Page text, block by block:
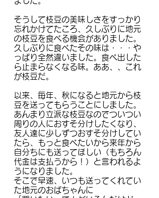
そうして枝豆の美味しさをすっかり
忘れかけてたころ、久しぶりに地元
の枝豆を食べる機会がありました。
久しぶりに食べたその味は・・・や
っぱり全然違いました。食べ出した
ら止まらなくなる味。ああ、、これ
が枝豆だ。
以来、毎年、秋になると地元から枝
豆を送ってもらうことにしました。
あんまり立派な枝豆なのでついつい
周りの人におすそ分けしたくなり、
友人達に少しずつおすそ分けしてい
たら、もっと食べたいから来年から
自分ちにも送ってほしい（もちろん
代金は支払うから！）と言われるよ
うになりました。
そこで早速、いつも送ってくれてい
た地元のおばちゃんに